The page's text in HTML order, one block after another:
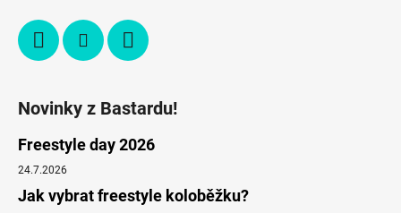
Novinky z Bastardu!
Freestyle day 2026
24.7.2026
Jak vybrat freestyle koloběžku?